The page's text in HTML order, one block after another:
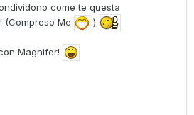
come te questa
(Compreso Me
)
Magnifer!